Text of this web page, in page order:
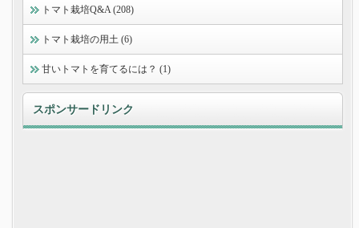
トマト栽培Q&A (208)
トマト栽培の用土 (6)
甘いトマトを育てるには？ (1)
スポンサードリンク